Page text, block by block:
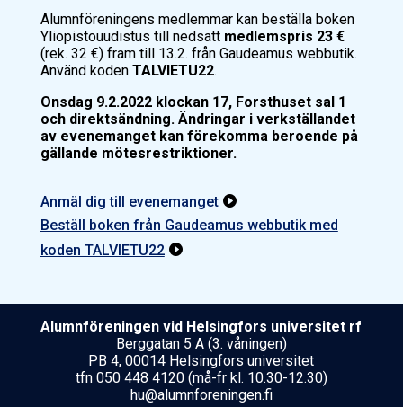
Alumnföreningens medlemmar kan beställa boken
Yliopistouudistus till nedsatt medlemspris 23 €
(rek. 32 €) fram till 13.2. från Gaudeamus webbutik.
Använd koden TALVIETU22.
Onsdag 9.2.2022 klockan 17, Forsthuset sal 1
och direktsändning. Ändringar i verkställandet
av evenemanget kan förekomma beroende på
gällande mötesrestriktioner.
Anmäl dig till evenemanget 
Beställ boken från Gaudeamus webbutik med
koden TALVIETU22 
Alumnföreningen vid Helsing­fors uni­ver­si­tet rf
Berggatan 5 A (3. våningen)
PB 4, 00014 Helsingfors universitet
tfn 050 448 4120 (må-fr kl. 10.30-12.30)
hu@alumnforeningen.fi